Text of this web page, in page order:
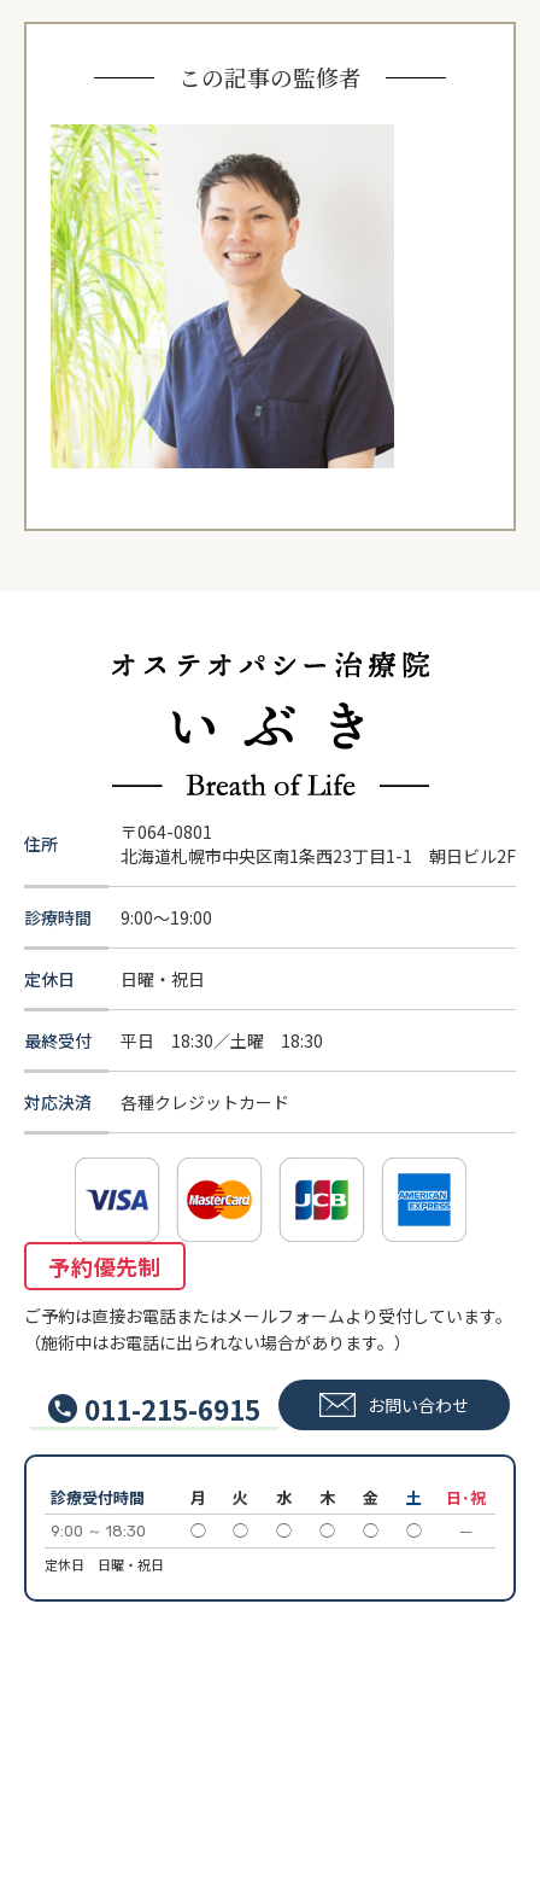
この記事の監修者
住所
〒064-0801
北海道札幌市中央区南1条西23丁目1-1 朝日ビル2F
診療時間 9:00～19:00
定休日 日曜・祝日
最終受付 平日 18:30／土曜 18:30
対応決済 各種クレジットカード
予約優先制
ご予約は直接お電話またはメールフォームより受付しています。
（施術中はお電話に出られない場合があります。）
011-215-6915 お問い合わせ
診療受付時間 月 火 水 木 金 土 日･祝
9:00 ～ 18:30 ◯ ◯ ◯ ◯ ◯ ◯ ─
定休日 日曜・祝日